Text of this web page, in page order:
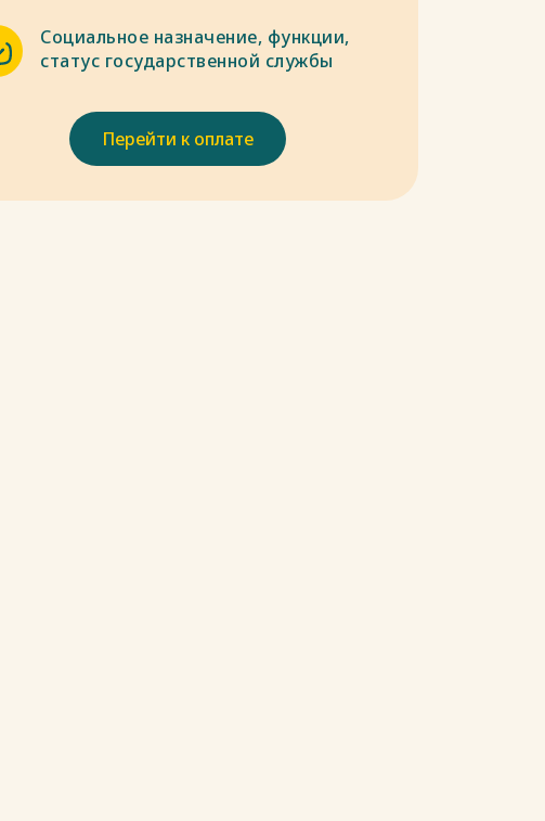
Социальное назначение, функции,
статус государственной службы
Перейти к оплате